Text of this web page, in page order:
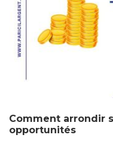
Comment arrondir
opportunités